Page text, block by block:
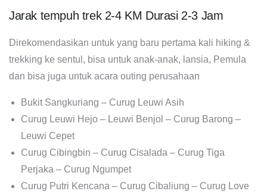
Jarak tempuh trek 2-4 KM Durasi 2-3 Jam
Direkomendasikan untuk yang baru pertama kali hiking &
trekking ke sentul, bisa untuk anak-anak, lansia, Pemula
dan bisa juga untuk acara outing perusahaan
Bukit Sangkuriang – Curug Leuwi Asih
Curug Leuwi Hejo – Leuwi Benjol – Curug Barong –
Leuwi Cepet
Curug Cibingbin – Curug Cisalada – Curug Tiga
Perjaka – Curug Ngumpet
Curug Putri Kencana – Curug Cibaliung – Curug Love